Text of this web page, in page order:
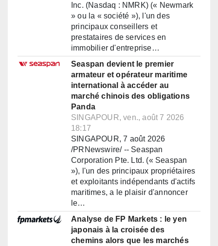
Inc. (Nasdaq : NMRK) (« Newmark
» ou la « société »), l'un des
principaux conseillers et
prestataires de services en
immobilier d'entreprise…
Seaspan devient le premier
armateur et opérateur maritime
international à accéder au
marché chinois des obligations
Panda
SINGAPOUR, ven., août 7 2026
18:17
SINGAPOUR, 7 août 2026
/PRNewswire/ -- Seaspan
Corporation Pte. Ltd. (« Seaspan
»), l'un des principaux propriétaires
et exploitants indépendants d'actifs
maritimes, a le plaisir d'annoncer
le…
Analyse de FP Markets : le yen
japonais à la croisée des
chemins alors que les marchés